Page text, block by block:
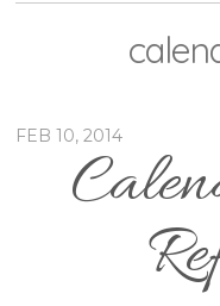
FEB 10, 2014